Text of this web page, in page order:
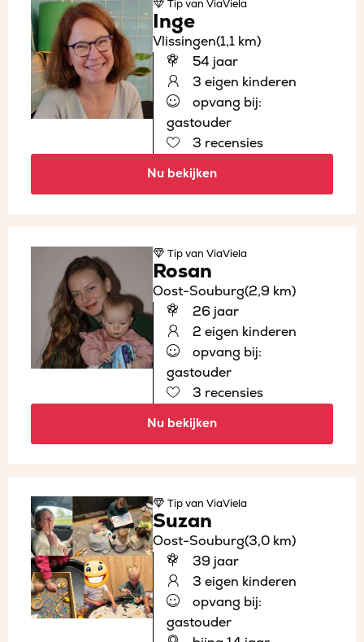
Tipvan ViaViela
Inge
Vlissingen(1,1 km)
54 jaar
3 eigen kinderen
opvang bij:
gastouder
3 recensies
Nu bekijken
Tipvan ViaViela
Rosan
Oost-Souburg(2,9 km)
26 jaar
2 eigen kinderen
opvang bij:
gastouder
3 recensies
Nu bekijken
Tipvan ViaViela
Suzan
Oost-Souburg(3,0 km)
39 jaar
3 eigen kinderen
opvang bij:
gastouder